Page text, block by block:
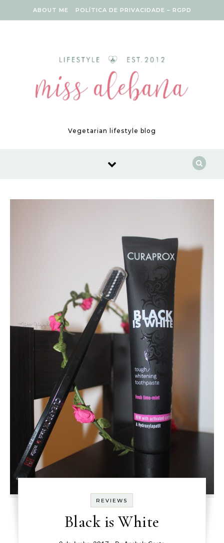
ABOUT ME POLÍTICA DE PRIVACIDADE – RGPD
Vegetarian lifestyle blog
REVIEWS
Black is White